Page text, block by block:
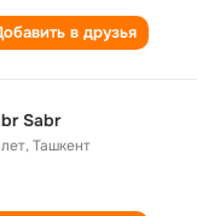
в друзья
Sabr
,Ташкент